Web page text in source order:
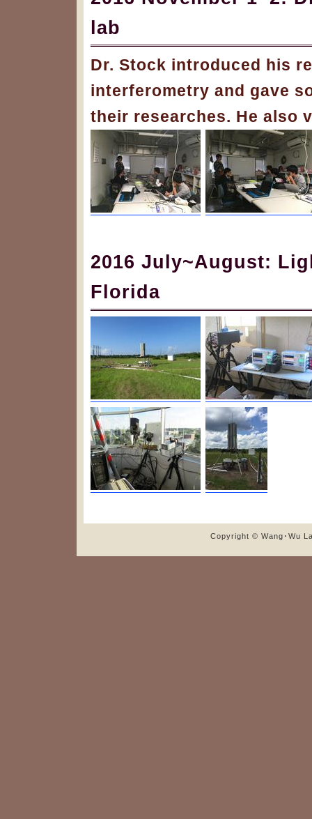
lab
Dr. Stock introduced his
interferometry and gave
their researches. He also
2016 July~August:
Florida
Copyright © Wang･Wu